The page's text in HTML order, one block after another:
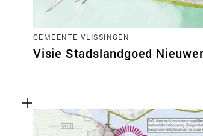
GEMEENTE VLISSINGEN
Visie Stadslandgoed